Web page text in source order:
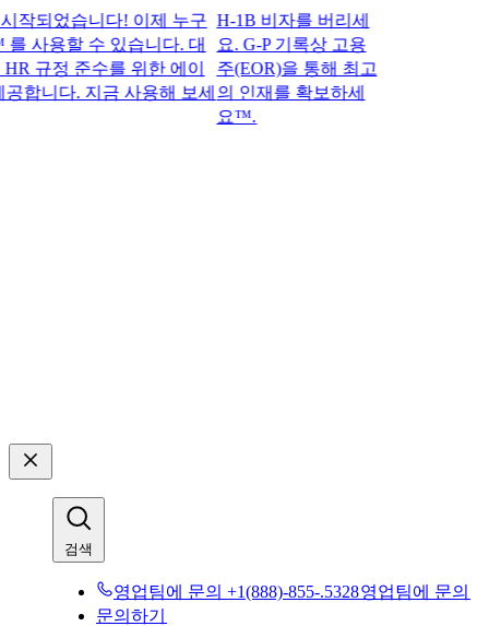
었습니다! 이제 누구
용할 수 있습니다. 대
정 준수를 위한 에이
다. 지금 사용해 보세
H-1B 비자를 버리세
요. G-P 기록상 고용
주(EOR)을 통해 최고
의 인재를 확보하세
요™.​​
검색​​
영업팀에 문의 +1(888)-855-.5328​​영업팀에 문의​​
문의하기​​